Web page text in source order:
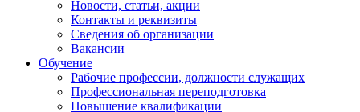
Новости, статьи, акции
Контакты и реквизиты
Сведения об организации
Вакансии
Обучение
Рабочие профессии, должности служащих
Профессиональная переподготовка
Повышение квалификации